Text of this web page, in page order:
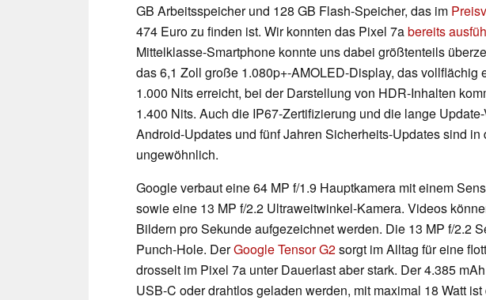
GB Arbeitsspeicher und 128 GB Flash-Speicher, das im
474 Euro zu finden ist. Wir konnten das Pixel 7abereits
Mittelklasse-Smartphone konnte uns dabei größtenteils
das 6,1 Zoll große 1.080p+-AMOLED-Display, das vollflächig
1.000 Nits erreicht, bei der Darstellung von HDR-Inhalten
1.400 Nits. Auch die IP67-Zertifizierung und die lange
Android-Updates und fünf Jahren Sicherheits-Updates sind
ungewöhnlich.
Google verbaut eine 64 MP f/1.9 Hauptkamera mit einem
sowie eine 13 MP f/2.2 Ultraweitwinkel-Kamera. Videos
Bildern pro Sekunde aufgezeichnet werden. Die 13 MP f/2.2
Punch-Hole. DerGoogle Tensor G2sorgt im Alltag für eine
drosselt im Pixel 7a unter Dauerlast aber stark. Der 4.385
USB-C oder drahtlos geladen werden, mit maximal 18 Watt